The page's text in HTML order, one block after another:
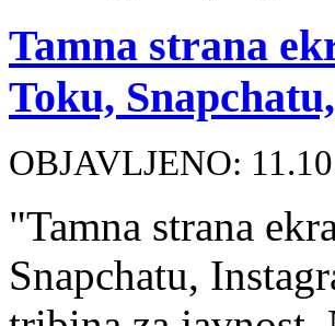
Tamna strana
Toku,
OBJAVLJENO:
"Tamna strana
Snapchatu,